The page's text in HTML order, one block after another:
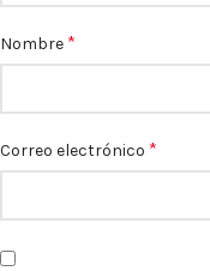
Nombre *
Correo electrónico *